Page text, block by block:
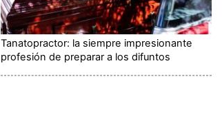
Tanatopractor: la siempre impresionante
profesión de preparar a los difuntos